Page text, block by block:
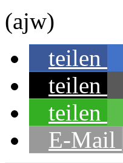
(ajw)
teilen
teilen
teilen
E-Mail